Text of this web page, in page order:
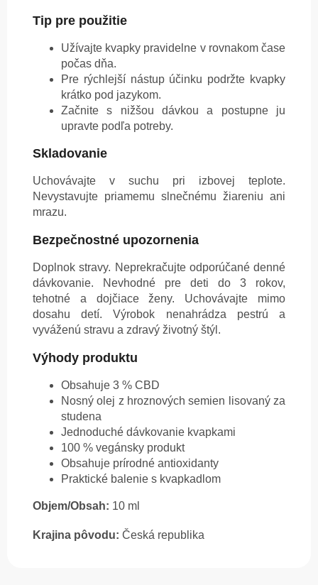
Tip pre použitie
Užívajte kvapky pravidelne v rovnakom čase
počas dňa.
Pre rýchlejší nástup účinku podržte kvapky
krátko pod jazykom.
Začnite s nižšou dávkou a postupne ju
upravte podľa potreby.
Skladovanie
Uchovávajte v suchu pri izbovej teplote.
Nevystavujte priamemu slnečnému žiareniu ani
mrazu.
Bezpečnostné upozornenia
Doplnok stravy. Neprekračujte odporúčané denné
dávkovanie. Nevhodné pre deti do 3 rokov,
tehotné a dojčiace ženy. Uchovávajte mimo
dosahu detí. Výrobok nenahrádza pestrú a
vyváženú stravu a zdravý životný štýl.
Výhody produktu
Obsahuje 3 % CBD
Nosný olej z hroznových semien lisovaný za
studena
Jednoduché dávkovanie kvapkami
100 % vegánsky produkt
Obsahuje prírodné antioxidanty
Praktické balenie s kvapkadlom
Objem/Obsah: 10 ml
Krajina pôvodu: Česká republika